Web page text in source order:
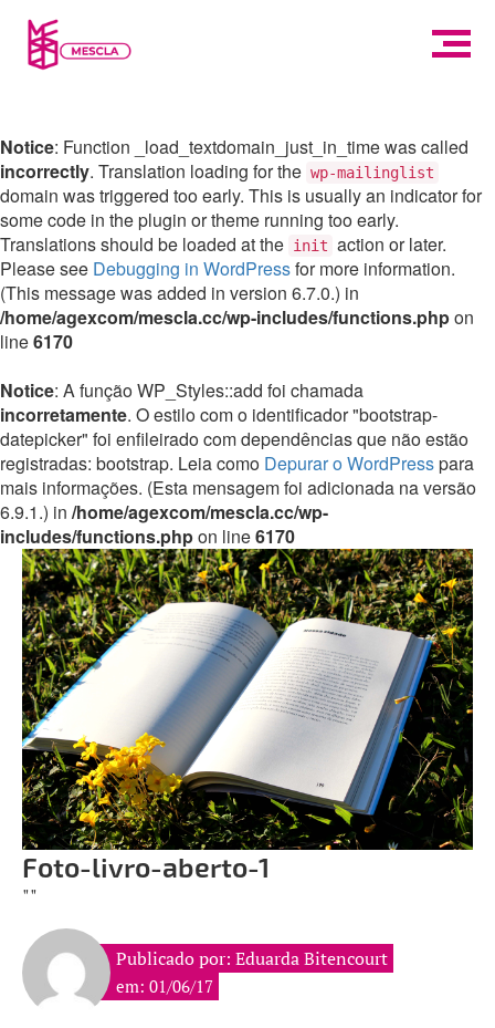
Notice: Function _load_textdomain_just_in_time was called
incorrectly. Translation loading for the wp-mailinglist
domain was triggered too early. This is usually an indicator for
some code in the plugin or theme running too early.
Translations should be loaded at the init action or later.
Please see Debugging in WordPressfor more information.
(This message was added in version 6.7.0.) in
/home/agexcom/mescla.cc/wp-includes/functions.phpon
line6170
Notice: A função WP_Styles::add foi chamada
incorretamente. O estilo com o identificador "bootstrap-
datepicker" foi enfileirado com dependências que não estão
registradas: bootstrap. Leia como Depurar o WordPresspara
mais informações. (Esta mensagem foi adicionada na versão
6.9.1.) in /home/agexcom/mescla.cc/wp-
includes/functions.phpon line6170
Foto-livro-aberto-1
""
Publicado por: Eduarda Bitencourt
em: 01/06/17